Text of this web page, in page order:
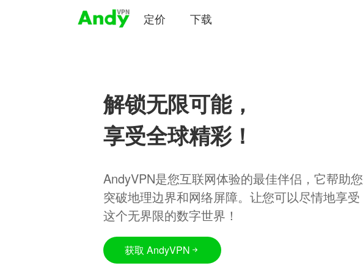
定价 下载
解锁无限可能，
享受全球精彩！
AndyVPN是您互联网体验的最佳伴侣，它帮助您
突破地理边界和网络屏障。让您可以尽情地享受
这个无界限的数字世界！
获取 AndyVPN